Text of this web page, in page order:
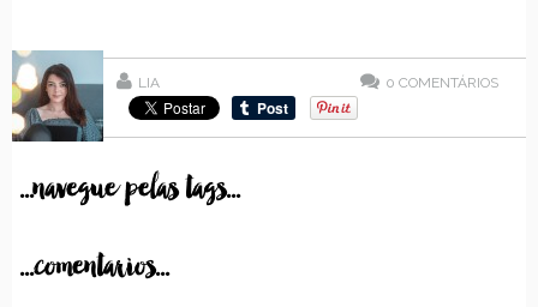
LIA 0 COMENTÁRIOS
...navegue pelas tags...
...comentarios...